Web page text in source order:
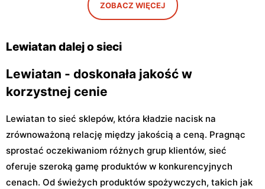
Warszawa, ul. Antoniego
Lewiatan
Warszawa, ul. Szeligowska
ZOBACZ WIĘCEJ
Lewiatan dalej o sieci
Lewiatan - doskonała jakość w
korzystnej cenie
Lewiatan to sieć sklepów, która kładzie nacisk na
zrównoważoną relację między jakością a ceną. Pragnąc
sprostać oczekiwaniom różnych grup klientów, sieć
oferuje szeroką gamę produktów w konkurencyjnych
cenach. Od świeżych produktów spożywczych, takich jak